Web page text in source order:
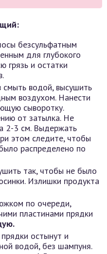
безсульфатным
для глубокого
грязь и остатки
смыть водой, высушить
воздухом. Нанести
сыворотку.
от затылка. Не
2-3 см. Выдержать
этом следите, чтобы
распределено по
так, чтобы не было
Излишки продукта
по очереди,
пластинами прядки
остынут и
водой, без шампуня.